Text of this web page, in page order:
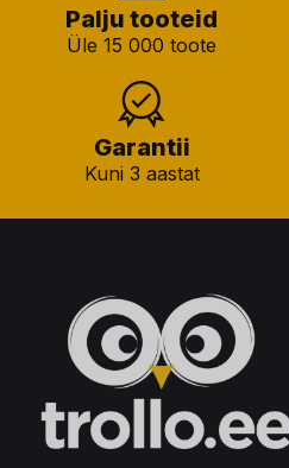
Palju tooteid
Üle 15 000 toote
Garantii
Kuni 3 aastat